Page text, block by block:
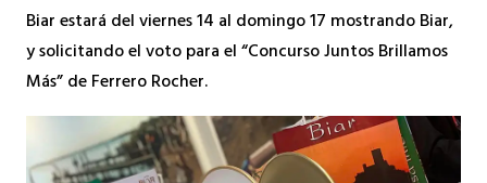
Biarestará del viernes 14 al domingo 17 mostrando Biar,
y solicitando el voto para el “Concurso Juntos Brillamos
Más” de Ferrero Rocher.